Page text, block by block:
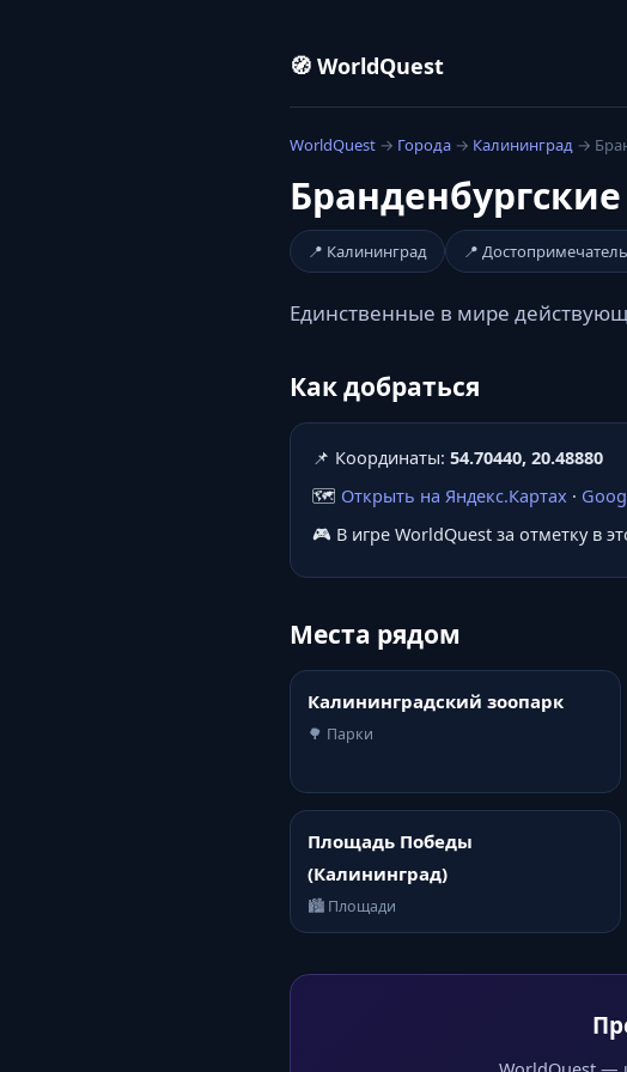
🧭 WorldQuest
WorldQuest → Города → Калининград →
📍 Калининград 📍
Единственные в мире
Как добраться
📌 Координаты: 54.70440, 20.48880
🗺️ Открыть на Яндекс.Картах ·
🎮 В игре WorldQuest за отметку в
Места рядом
Калининградский зоопарк
🌳 Парки
Площадь Победы
(Калининград)
🏙️ Площади